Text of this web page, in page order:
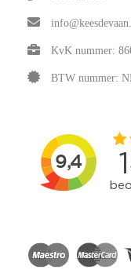
KvK nummer:
BTW nummer: